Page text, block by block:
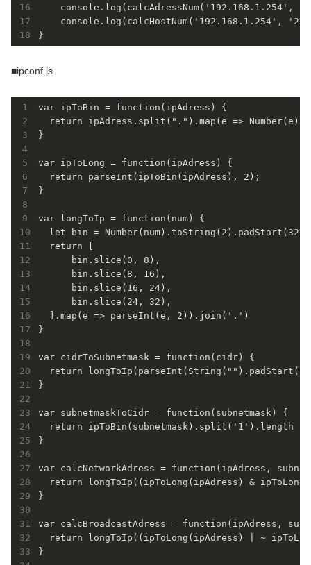
console.log(calcAdressNum('192.168.1.254',
console.log(calcHostNum('192.168.1.254',
}
■ipconf.js
var ipToBin = function(ipAdress) {
return ipAdress.split(".").map(e =>
}
var ipToLong = function(ipAdress) {
  return parseInt(ipToBin(ipAdress), 2);
}
var longToIp = function(num) {
let bin = Number(num).toString(2).padStart(32,
  return [
      bin.slice(0, 8),
      bin.slice(8, 16),
      bin.slice(16, 24),
      bin.slice(24, 32),
  ].map(e => parseInt(e, 2)).join('.')
}
var cidrToSubnetmask = function(cidr) {
return
}
var subnetmaskToCidr = function(subnetmask) {
return ipToBin(subnetmask).split('1').length -
}
var calcNetworkAdress = function(ipAdress,
return longToIp((ipToLong(ipAdress) &
}
var calcBroadcastAdress = function(ipAdress,
return longToIp((ipToLong(ipAdress) | ~
}